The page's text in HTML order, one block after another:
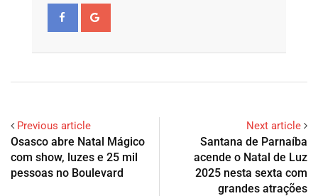
Previous article
Osasco abre Natal Mágico
com show, luzes e 25 mil
pessoas no Boulevard
Next article
Santana de Parnaíba
acende o Natal de Luz
2025 nesta sexta com
grandes atrações